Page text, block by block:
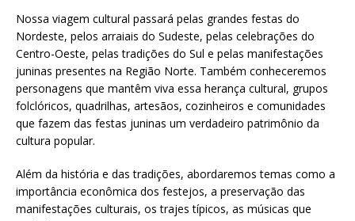
Nossa viagem cultural passará pelas grandes festas do
Nordeste, pelos arraiais do Sudeste, pelas celebrações do
Centro-Oeste, pelas tradições do Sul e pelas manifestações
juninas presentes na Região Norte. Também conheceremos
personagens que mantêm viva essa herança cultural, grupos
folclóricos, quadrilhas, artesãos, cozinheiros e comunidades
que fazem das festas juninas um verdadeiro patrimônio da
cultura popular.
Além da história e das tradições, abordaremos temas como a
importância econômica dos festejos, a preservação das
manifestações culturais, os trajes típicos, as músicas que